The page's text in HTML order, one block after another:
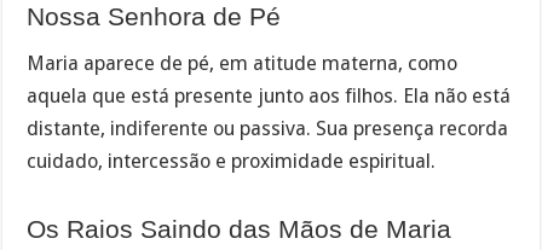
Nossa Senhora de Pé
Maria aparece de pé, em atitude materna, como
aquela que está presente junto aos filhos. Ela não está
distante, indiferente ou passiva. Sua presença recorda
cuidado, intercessão e proximidade espiritual.
Os Raios Saindo das Mãos de Maria